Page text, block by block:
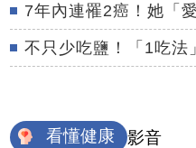
7年內連罹2癌！她「
不只少吃鹽！「1吃法
看懂健康 影音